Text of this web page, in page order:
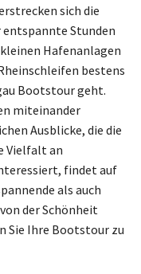
sich die
entspannte Stunden
Hafenanlagen
bestens
Bootstour geht.
miteinander
Ausblicke, die die
Vielfalt an
findet auf
als auch
der Schönheit
Sie Ihre Bootstour zu